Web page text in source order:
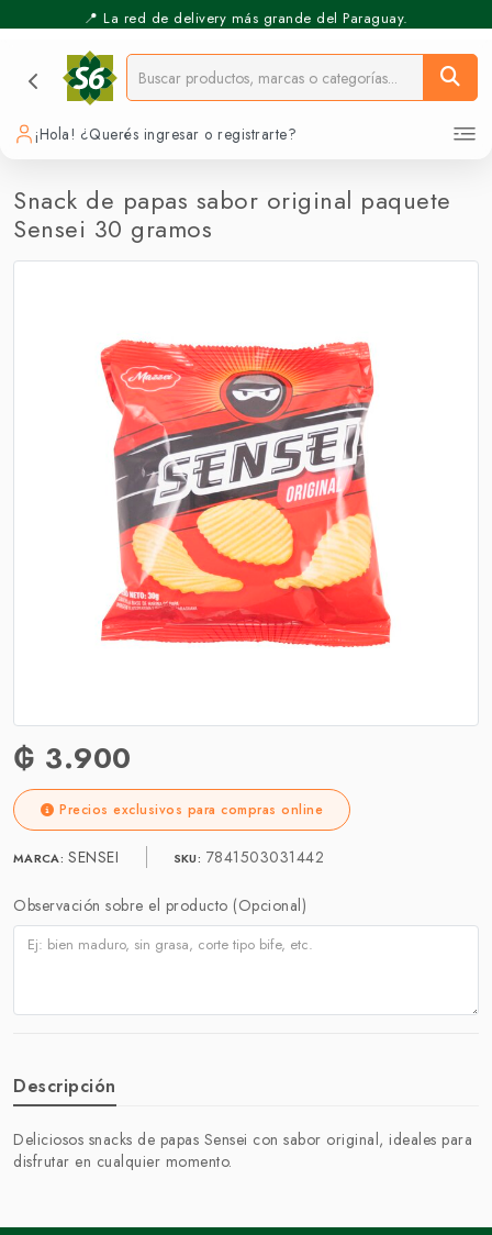
📍 La red de delivery más grande del Paraguay.
¡Hola! ¿Querés ingresar o registrarte?
Snack de papas sabor original paquete
Sensei 30 gramos
₲ 3.900
Precios exclusivos para compras online
MARCA: SENSEI SKU: 7841503031442
Observación sobre el producto (Opcional)
Descripción
Deliciosos snacks de papas Sensei con sabor original, ideales para
disfrutar en cualquier momento.